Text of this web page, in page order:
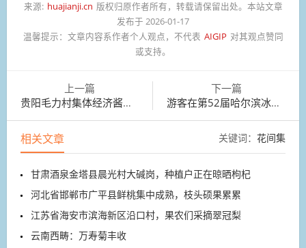
来源: huajianji.cn 版权归原作者所有，转载请保留出处。本站文章
发布于 2026-01-17
温馨提示： 文章内容系作者个人观点，不代表 AIGIP 对其观点赞同
或支持。
上一篇
贵阳毛力村集体经济酱油工坊，醇厚鲜香的酱油
下一篇
游客在第52届哈尔滨冰灯艺术游园会上欣赏冰雕作品
相关文章 关键词： 花间集
甘肃酒泉金塔县晨光村大碱岗，种植户正在晾晒枸杞
河北省邯郸市广平县鲜桃集中成熟，枝头硕果累累
江苏省海安市滨海新区沿口村，果农们采摘翠冠梨
云南西畴：万寿菊丰收